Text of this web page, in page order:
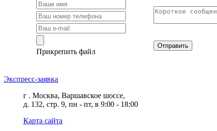
Прикрепить файл
Отправить
Экспресс-заявка
г . Москва, Варшавское шоссе,
д. 132, стр. 9, пн - пт, в 9:00 - 18:00
Карта сайта